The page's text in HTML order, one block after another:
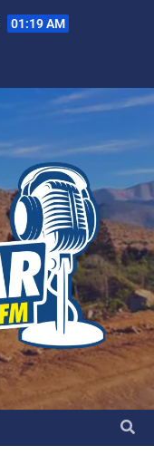
01:19 AM